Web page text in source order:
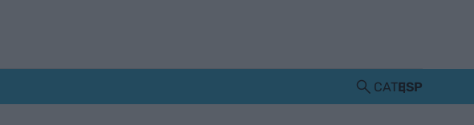
CATESP